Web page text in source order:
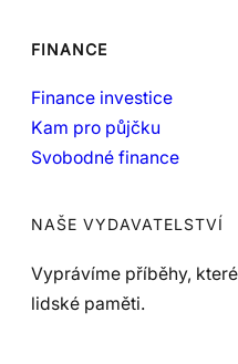
FINANCE
Finance investice
Kam pro půjčku
Svobodné finance
NAŠE VYDAVATELSTVÍ
Vyprávíme příběhy,
lidské paměti.